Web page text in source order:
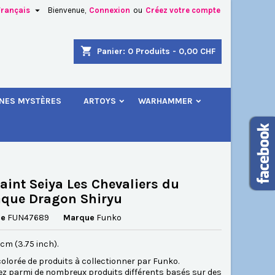
Bienvenue, Connexion ou Créez votre compte

shopping_cart Panier: 0 Produits - 0,00 CHF
MYSTÈRES ARTOYS WARHAMMER
Seiya Les Chevaliers du
Dragon Shiryu
FUN47689 Marque Funko
cm (3.75 inch).
de produits à collectionner par Funko.
parmi de nombreux produits différents basés sur des